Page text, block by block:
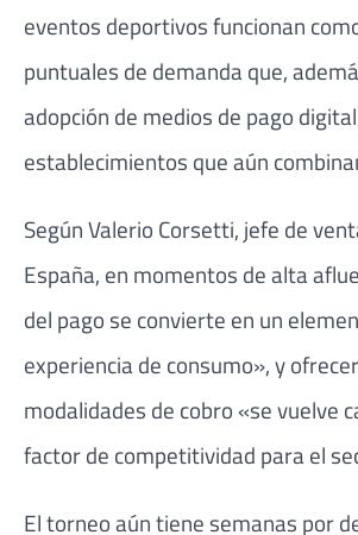
eventos deportivos funcionan
puntuales de demanda que,
adopción de medios de pago
establecimientos que aún
Según Valerio Corsetti, jefe de
España, en momentos de alta
del pago se convierte en un
experiencia de consumo», y
modalidades de cobro «se vuelve
factor de competitividad para el
El torneo aún tiene semanas por